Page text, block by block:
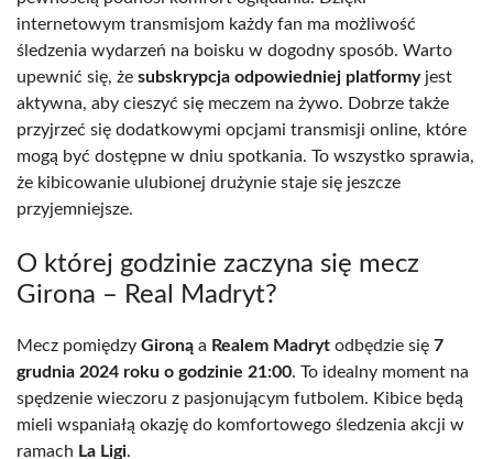
internetowym transmisjom każdy fan ma możliwość
śledzenia wydarzeń na boisku w dogodny sposób. Warto
upewnić się, że subskrypcja odpowiedniej platformyjest
aktywna, aby cieszyć się meczem na żywo. Dobrze także
przyjrzeć się dodatkowymi opcjami transmisji online, które
mogą być dostępne w dniu spotkania. To wszystko sprawia,
że kibicowanie ulubionej drużynie staje się jeszcze
przyjemniejsze.
O której godzinie zaczyna się mecz
Girona – Real Madryt?
Mecz pomiędzy Gironą a Realem Madryt odbędzie się 7
grudnia 2024 roku o godzinie 21:00. To idealny moment na
spędzenie wieczoru z pasjonującym futbolem. Kibice będą
mieli wspaniałą okazję do komfortowego śledzenia akcji w
ramach La Ligi.